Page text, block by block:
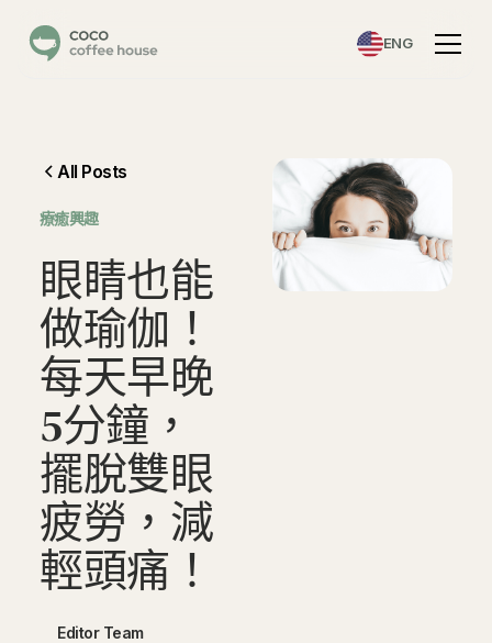
ENG
All Posts
⁠療癒興趣
眼睛也能
做瑜伽 ！
每天早晚
5分鐘 ，
擺脫雙眼
疲勞 ， 減
輕頭痛 ！
Editor Team